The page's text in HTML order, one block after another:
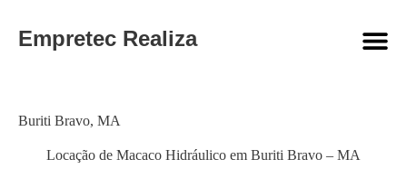
Empretec Realiza
Locação de Macaco Hidráulico em Buriti Bravo – MA
Category
Buriti Bravo, MA